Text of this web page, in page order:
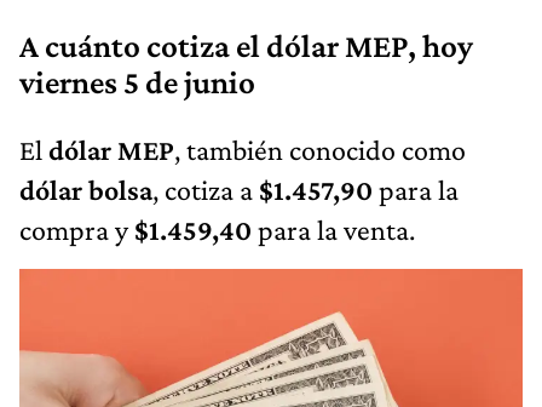
A cuánto cotiza el dólar MEP, hoy
viernes 5 de junio
El dólar MEP, también conocido como
dólar bolsa, cotiza a $1.457,90 para la
compra y$1.459,40 para la venta.